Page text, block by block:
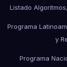
Listado
Programa
y
Programa